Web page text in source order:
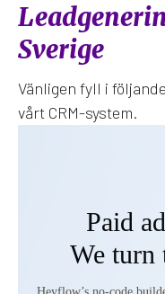
Sverige
Vänligen fyll i
vårt CRM-system.